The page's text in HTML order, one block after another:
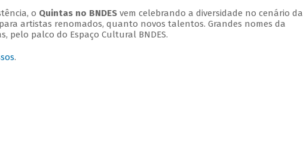
o Quintas no BNDESvem celebrando a diversidade no cenário da
artistas renomados, quanto novos talentos. Grandes nomes da
pelo palco do Espaço Cultural BNDES.
.